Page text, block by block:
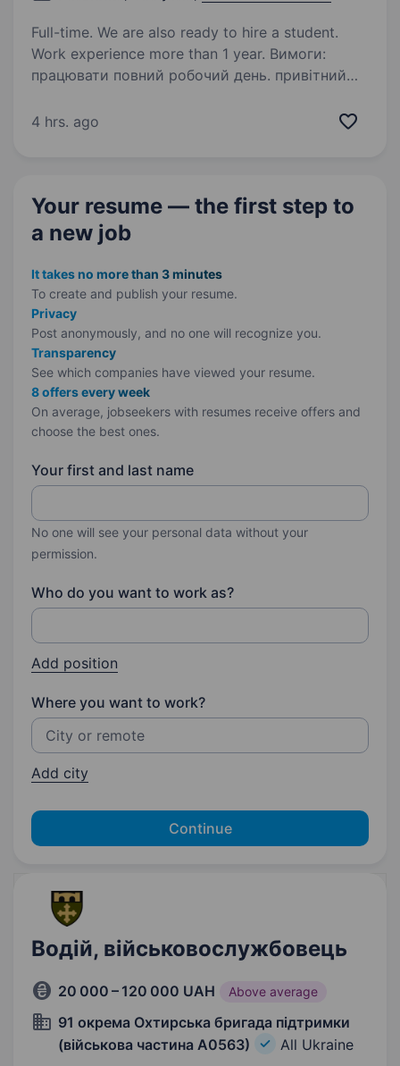
Full-time. We are also ready to hire a student.
Work experience more than 1 year. Вимоги:
працювати повний робочий день. привітний
відповідальний, комунікабельний, охайний
4 hrs. ago
Your resume — the first step to
a new job
It takes no more than 3 minutes
To create and publish your resume.
Privacy
Post anonymously, and no one will recognize you.
Transparency
See which companies have viewed your resume.
8 offers every week
On average, jobseekers with resumes receive offers and
choose the best ones.
Your first and last name
No one will see your personal data without your
permission.
Who do you want to work as?
Add position
Where you want to work?
Add city
Continue
Водій, військовослужбовець
20 000 – 120 000 UAH Above average
91 окрема Охтирська бригада підтримки
(військова частина А0563)
All Ukraine